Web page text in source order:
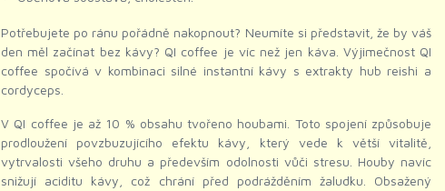
Potřebujete po ránu pořádně nakopnout? Neumíte si představit, že by váš
den měl začínat bez kávy? QI coffee je víc než jen káva. Výjimečnost QI
coffee spočívá v kombinaci silné instantní kávy s extrakty hub reishi a
cordyceps.
V QI coffee je až 10 % obsahu tvořeno houbami. Toto spojení způsobuje
prodloužení povzbuzujícího efektu kávy, který vede k větší vitalitě,
vytrvalosti všeho druhu a především odolnosti vůči stresu. Houby navíc
snižují aciditu kávy, což chrání před podrážděním žaludku. Obsažený